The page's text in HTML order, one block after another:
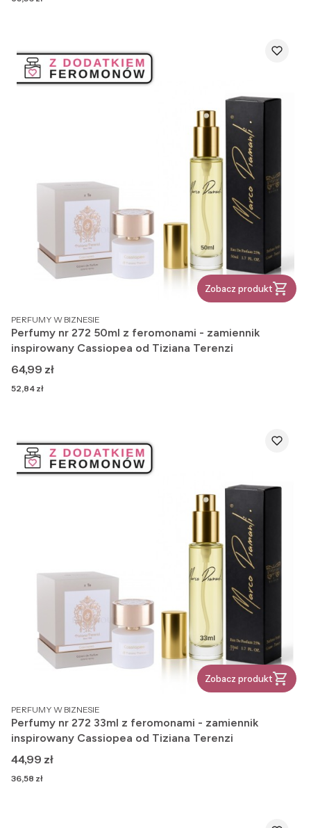
Zobacz produkt
PRODUCENT
PERFUMY W BIZNESIE
Perfumy nr 272 50ml z feromonami - zamiennik
inspirowany Cassiopea od Tiziana Terenzi
Cena
64,99 zł
Cena
52,84 zł
Zobacz produkt
PRODUCENT
PERFUMY W BIZNESIE
Perfumy nr 272 33ml z feromonami - zamiennik
inspirowany Cassiopea od Tiziana Terenzi
Cena
44,99 zł
Cena
36,58 zł